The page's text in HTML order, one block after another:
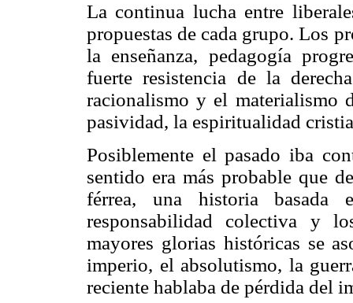
La continua lucha entre
propuestas de cada grupo. Los
la enseñanza, pedagogía
fuerte resistencia de la
racionalismo y el materialismo
pasividad, la espiritualidad
Posiblemente el pasado iba
sentido era más probable que
férrea, una historia
responsabilidad colectiva y
mayores glorias históricas se
imperio, el absolutismo, la
reciente hablaba de pérdida del